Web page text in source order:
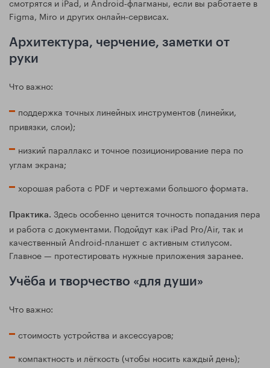
Figma, Miro и других онлайн‑сервисах.
Архитектура, черчение, заметки от
руки
Что важно:
поддержка точных линейных инструментов (линейки,
привязки, слои);
низкий параллакс и точное позиционирование пера по
углам экрана;
хорошая работа с PDF и чертежами большого формата.
Практика. Здесь особенно ценится точность попадания пера
и работа с документами. Подойдут как iPad Pro/Air, так и
качественный Android‑планшет с активным стилусом.
Главное — протестировать нужные приложения заранее.
Учёба и творчество «для души»
Что важно:
стоимость устройства и аксессуаров;
компактность и лёгкость (чтобы носить каждый день);